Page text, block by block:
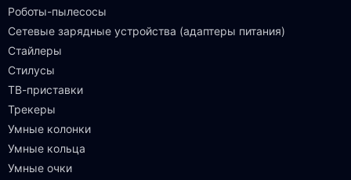
Роботы-пылесосы
Сетевые зарядные устройства (адаптеры питания)
Стайлеры
Стилусы
ТВ-приставки
Трекеры
Умные колонки
Умные кольца
Умные очки